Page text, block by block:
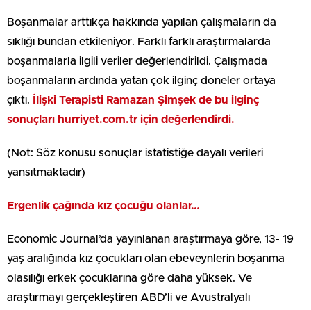
Boşanmalar arttıkça hakkında yapılan çalışmaların da
sıklığı bundan etkileniyor. Farklı farklı araştırmalarda
boşanmalarla ilgili veriler değerlendirildi. Çalışmada
boşanmaların ardında yatan çok ilginç doneler ortaya
çıktı.
İlişki Terapisti Ramazan Şimşek de bu ilginç
sonuçları hurriyet.com.tr için değerlendirdi.
(Not: Söz konusu sonuçlar istatistiğe dayalı verileri
yansıtmaktadır)
Ergenlik çağında kız çocuğu olanlar…
Economic Journal’da yayınlanan araştırmaya göre, 13- 19
yaş aralığında kız çocukları olan ebeveynlerin boşanma
olasılığı erkek çocuklarına göre daha yüksek. Ve
araştırmayı gerçekleştiren ABD’li ve Avustralyalı